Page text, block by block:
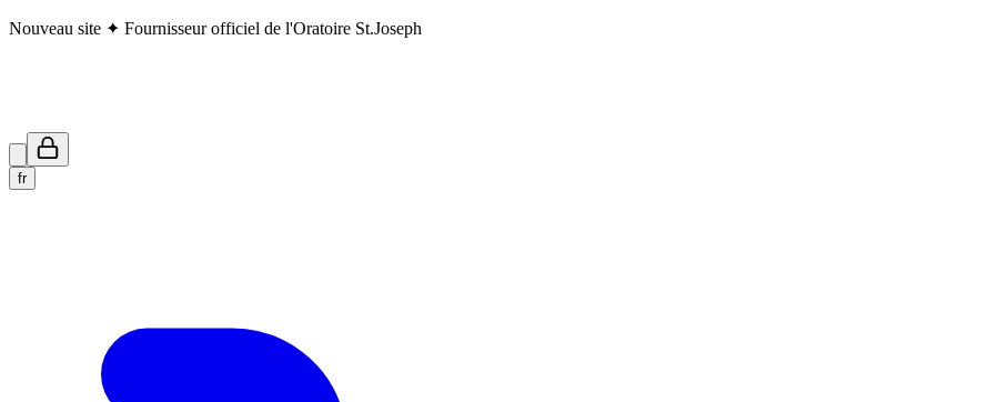
Nouveau site ✦ Fournisseur officiel de l'Oratoire St.Joseph
fr